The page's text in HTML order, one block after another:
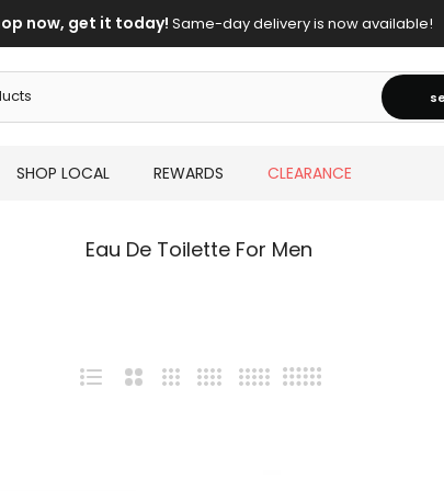
SHOP LOCAL REWARDS CLEARANCE
Eau De Toilette For Men